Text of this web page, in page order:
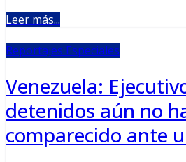
Leer más...
Reportajes Especiales
Venezuela:
detenidos aún no
comparecido ante